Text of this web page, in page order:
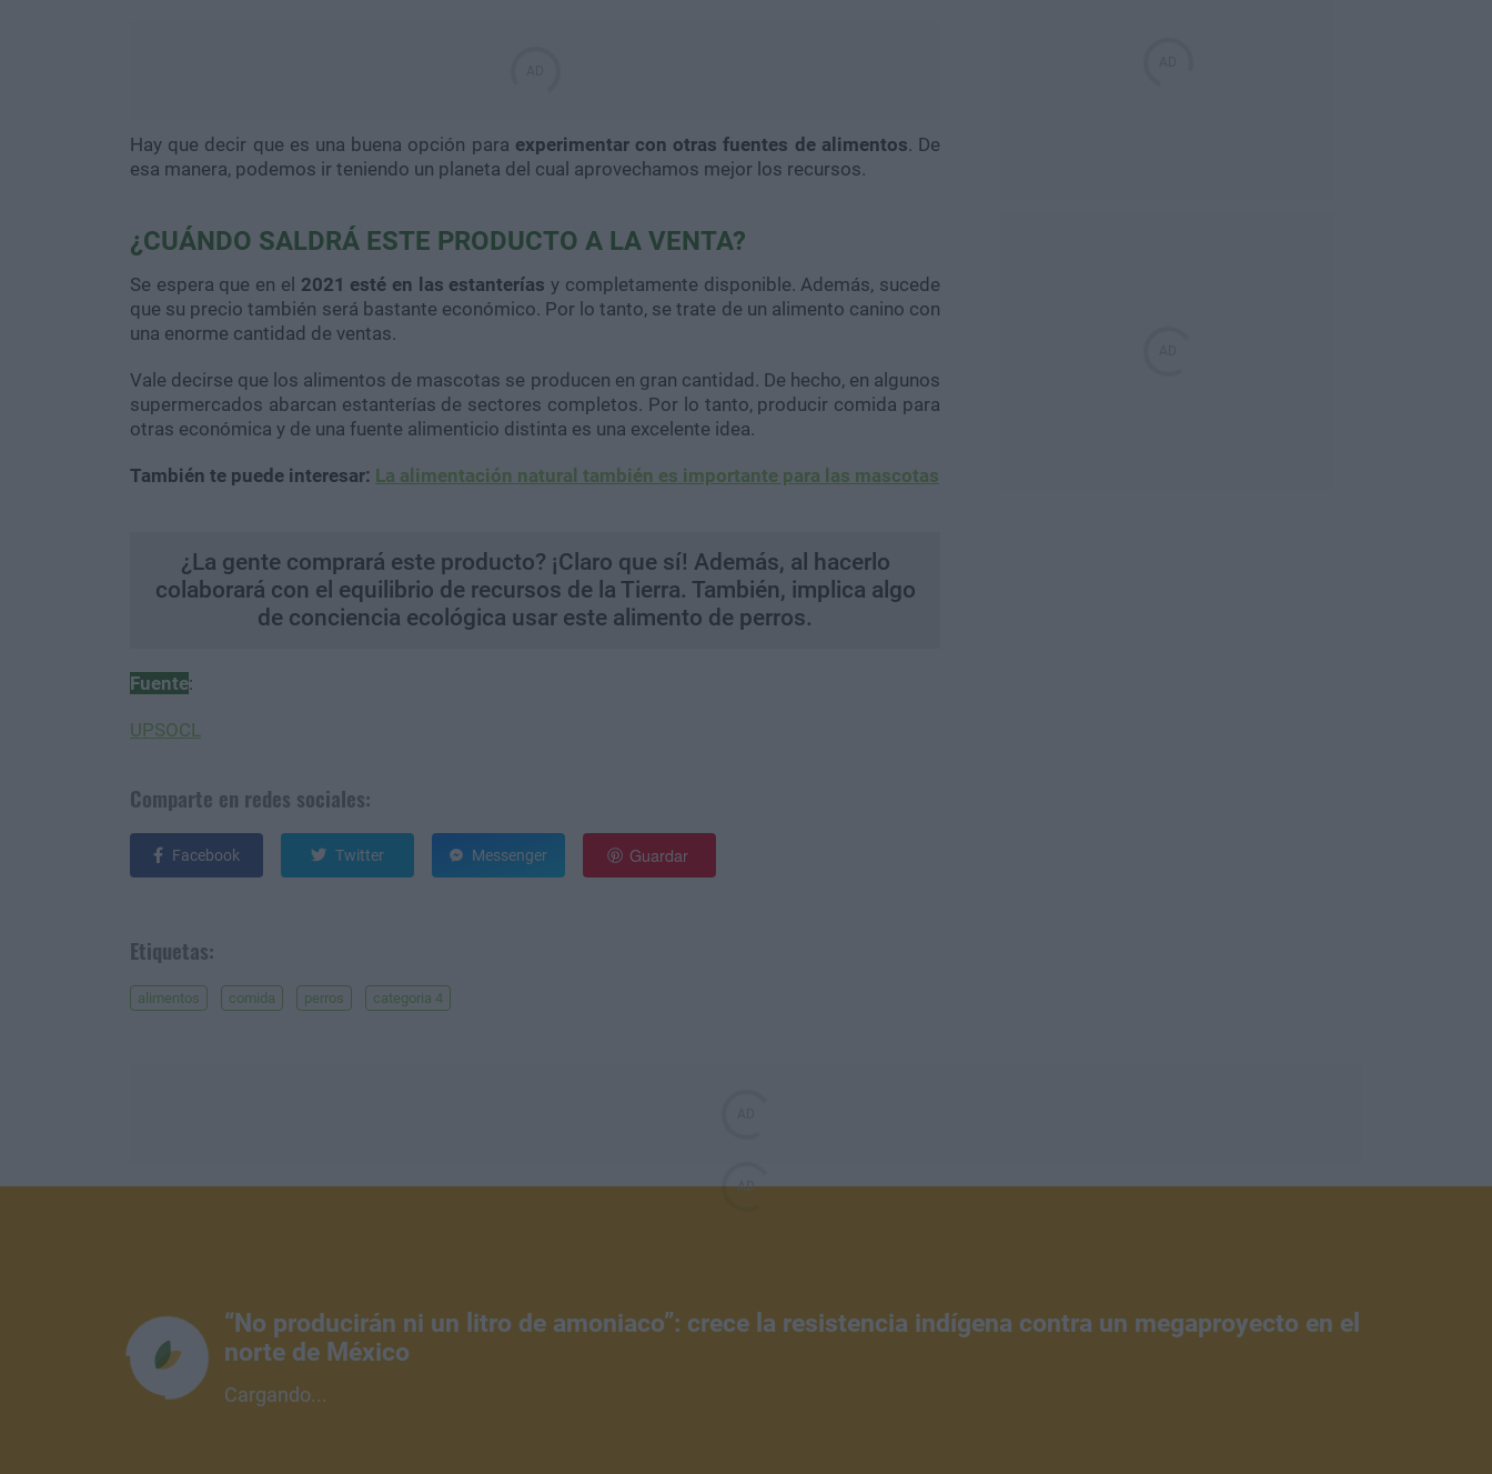
Hay que decir que es una buena opción para experimentar con otras fuentes de alimentos. De
esa manera, podemos ir teniendo un planeta del cual aprovechamos mejor los recursos.
¿CUÁNDO SALDRÁ ESTE PRODUCTO A LA VENTA?
Se espera que en el 2021 esté en las estanterías y completamente disponible. Además, sucede
que su precio también será bastante económico. Por lo tanto, se trate de un alimento canino con
una enorme cantidad de ventas.
Vale decirse que los alimentos de mascotas se producen en gran cantidad. De hecho, en algunos
supermercados abarcan estanterías de sectores completos. Por lo tanto, producir comida para
otras económica y de una fuente alimenticio distinta es una excelente idea.
También te puede interesar: La alimentación natural también es importante para las mascotas
¿La gente comprará este producto? ¡Claro que sí! Además, al hacerlo
colaborará con el equilibrio de recursos de la Tierra. También, implica algo
de conciencia ecológica usar este alimento de perros.
Fuente:
UPSOCL
Comparte en redes sociales:
Facebook Twitter Messenger Guardar
Etiquetas:
alimentos comida perros categoria 4
“No producirán ni un litro de amoniaco”: crece la resistencia indígena contra un megaproyecto en el
norte de México
Cargando...